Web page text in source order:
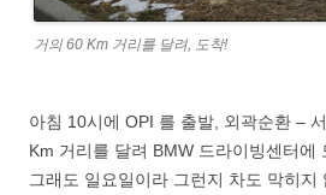
거의 60 Km 거리를 달려, 도착!
아침 10시에 OPI 를 출발, 외곽순환 –
Km 거리를 달려 BMW 드라이빙센터에
그래도 일요일이라 그런지 차도 막히지